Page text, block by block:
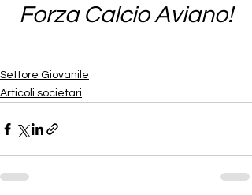
Forza Calcio Aviano!
Settore Giovanile
Articoli societari